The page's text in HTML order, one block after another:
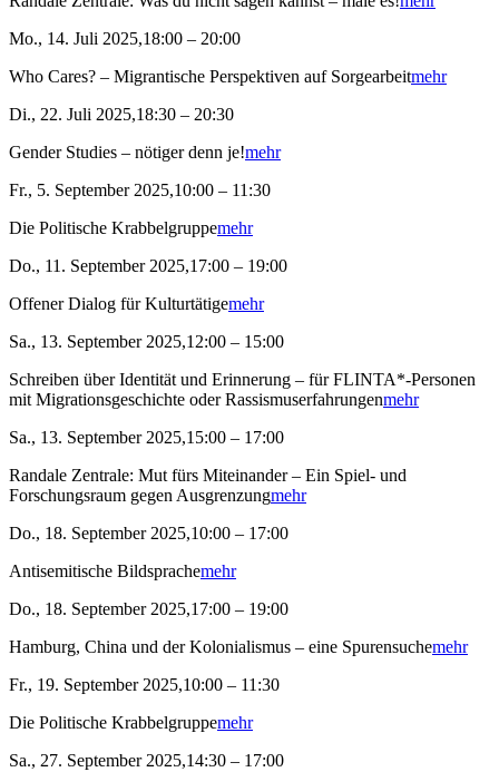
Mo., 14. Juli 2025,18:00 – 20:00
Who Cares? – Migrantische Perspektiven auf Sorgearbeitmehr
Di., 22. Juli 2025,18:30 – 20:30
Gender Studies – nötiger denn je!mehr
Fr., 5. September 2025,10:00 – 11:30
Die Politische Krabbelgruppemehr
Do., 11. September 2025,17:00 – 19:00
Offener Dialog für Kulturtätigemehr
Sa., 13. September 2025,12:00 – 15:00
Schreiben über Identität und Erinnerung – für FLINTA*-Personen
mit Migrationsgeschichte oder Rassismuserfahrungenmehr
Sa., 13. September 2025,15:00 – 17:00
Randale Zentrale: Mut fürs Miteinander – Ein Spiel- und
Forschungsraum gegen Ausgrenzungmehr
Do., 18. September 2025,10:00 – 17:00
Antisemitische Bildsprachemehr
Do., 18. September 2025,17:00 – 19:00
Hamburg, China und der Kolonialismus – eine Spurensuchemehr
Fr., 19. September 2025,10:00 – 11:30
Die Politische Krabbelgruppemehr
Sa., 27. September 2025,14:30 – 17:00